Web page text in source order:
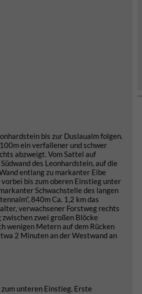
bis zur Duslaualm folgen.
ein verfallener und schwer
abzweigt. Vom Sattel auf
des Leonhardstein, auf die
entlang zu markanter Eibe
vorbei bis zum oberen Einstieg unter
Schwachstelle des langen
840m Ca. 1,2 km das
verwachsener Forstweg rechts
zwei großen Blöcke
wenigen Metern auf dem Rücken
2 Minuten an der Westwand an
unteren Einstieg. Erste